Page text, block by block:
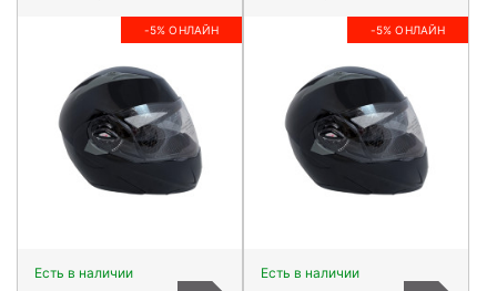
-5% ОНЛАЙН
Есть в наличии
-5% ОНЛАЙН
Есть в наличии